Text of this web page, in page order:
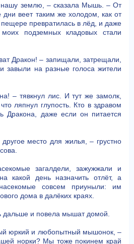
нашу землю, – сказала Мышь. – От
веет таким же холодом, как от
превратилась в лёд, и даже
подземных кладовых стали
Дракон! – запищали, затрещали,
завыли на разные голоса жители
– тявкнул лис. И тут же замолк,
ляпнул глупость. Кто в здравом
Дракона, даже если он питается
место для жилья, – грустно
загалдели, зажужжали и
какой день назначить отлёт, а
совсем приуныли: им
дома в далёких краях.
и повела мышат домой.
юркий и любопытный мышонок, –
норки? Мы тоже покинем край